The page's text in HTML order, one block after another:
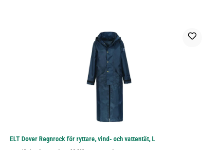
ELT Dover Regnrock för ryttare, vind- och vattentät, L